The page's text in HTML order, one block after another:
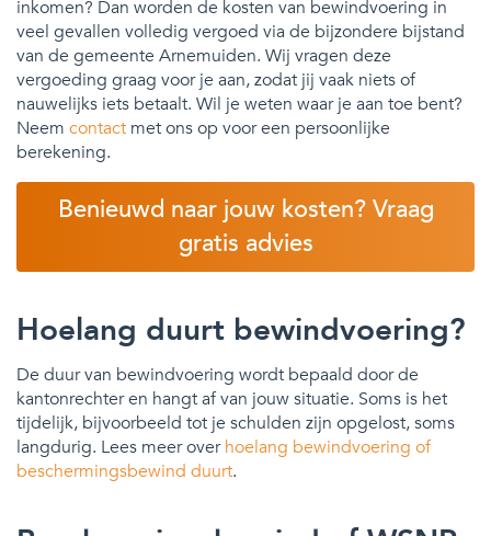
inkomen? Dan worden de kosten van bewindvoering in
veel gevallen volledig vergoed via de bijzondere bijstand
van de gemeente Arnemuiden. Wij vragen deze
vergoeding graag voor je aan, zodat jij vaak niets of
nauwelijks iets betaalt. Wil je weten waar je aan toe bent?
Neem contact met ons op voor een persoonlijke
berekening.
Benieuwd naar jouw kosten? Vraag
gratis advies
Hoelang duurt bewindvoering?
De duur van bewindvoering wordt bepaald door de
kantonrechter en hangt af van jouw situatie. Soms is het
tijdelijk, bijvoorbeeld tot je schulden zijn opgelost, soms
langdurig. Lees meer overhoelang bewindvoering of
beschermingsbewind duurt.